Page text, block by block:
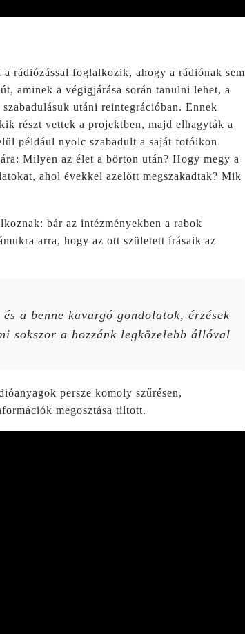
rádiózással foglalkozik, ahogy a rádiónak sem
aminek a végigjárása során tanulni lehet, a
utáni reintegrációban. Ennek
részt vettek a projektben, majd elhagyták a
például nyolc szabadult a saját fotóikon
Milyen az élet a börtön után? Hogy megy a
ahol évekkel azelőtt megszakadtak? Mik
bár az intézményekben a rabok
arra, hogy az ott született írásaik az
a benne kavargó gondolatok, érzések
sokszor a hozzánk legközelebb állóval
persze komoly szűrésen,
megosztása tiltott.